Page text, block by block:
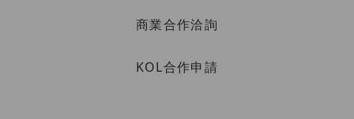
商業合作洽詢
KOL合作申請